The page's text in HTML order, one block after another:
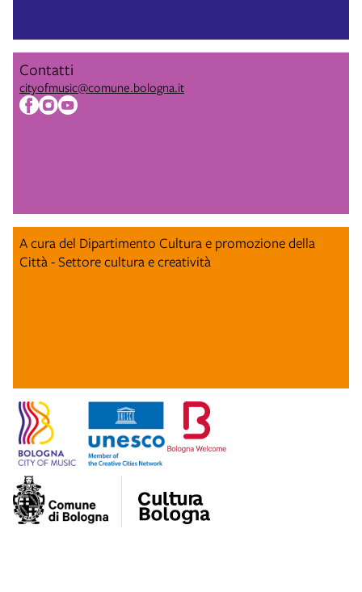
Contatti
cityofmusic@comune.bologna.it
A cura del Dipartimento Cultura e promozione della
Città - Settore cultura e creatività